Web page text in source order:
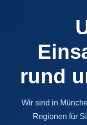
rund
Wir sind in
Regionen für